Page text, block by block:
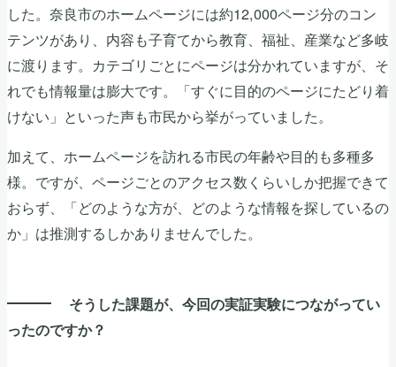
した。奈良市のホームページには約12,000ページ分のコン
テンツがあり、内容も子育てから教育、福祉、産業など多岐
に渡ります。カテゴリごとにページは分かれていますが、そ
れでも情報量は膨大です。「すぐに目的のページにたどり着
けない」といった声も市民から挙がっていました。
加えて、ホームページを訪れる市民の年齢や目的も多種多
様。ですが、ページごとのアクセス数くらいしか把握できて
おらず、「どのような方が、どのような情報を探しているの
か」は推測するしかありませんでした。
そうした課題が、今回の実証実験につながってい
ったのですか？